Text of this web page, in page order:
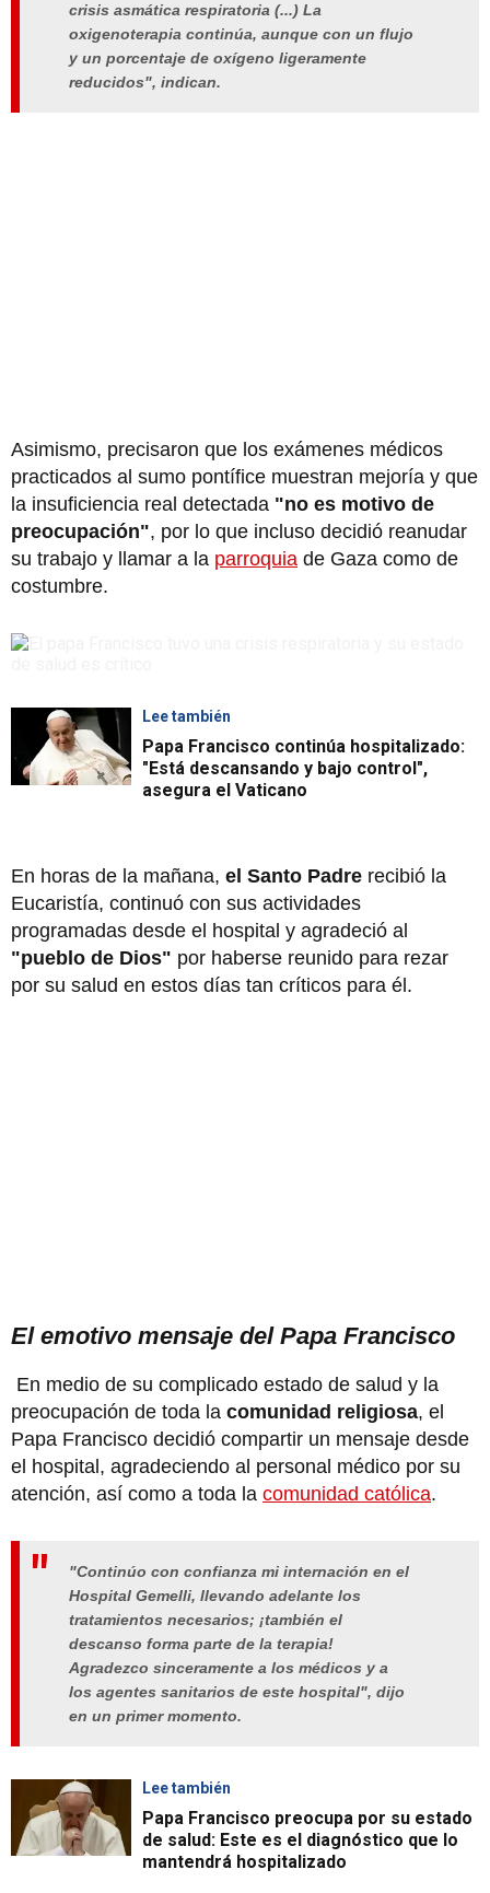
crisis asmática respiratoria (...) La
oxigenoterapia continúa, aunque con un flujo
y un porcentaje de oxígeno ligeramente
reducidos", indican.
Asimismo, precisaron que los exámenes médicos
practicados al sumo pontífice muestran mejoría y que
la insuficiencia real detectada "no es motivo de
preocupación", por lo que incluso decidió reanudar
su trabajo y llamar a la parroquia de Gaza como de
costumbre.
Lee también
Papa Francisco continúa hospitalizado:
"Está descansando y bajo control",
asegura el Vaticano
En horas de la mañana, el Santo Padre recibió la
Eucaristía, continuó con sus actividades
programadas desde el hospital y agradeció al
"pueblo de Dios" por haberse reunido para rezar
por su salud en estos días tan críticos para él.
El emotivo mensaje del Papa Francisco
En medio de su complicado estado de salud y la
preocupación de toda la comunidad religiosa, el
Papa Francisco decidió compartir un mensaje desde
el hospital, agradeciendo al personal médico por su
atención, así como a toda la comunidad católica.
"Continúo con confianza mi internación en el
Hospital Gemelli, llevando adelante los
tratamientos necesarios; ¡también el
descanso forma parte de la terapia!
Agradezco sinceramente a los médicos y a
los agentes sanitarios de este hospital", dijo
en un primer momento.
Lee también
Papa Francisco preocupa por su estado
de salud: Este es el diagnóstico que lo
mantendrá hospitalizado